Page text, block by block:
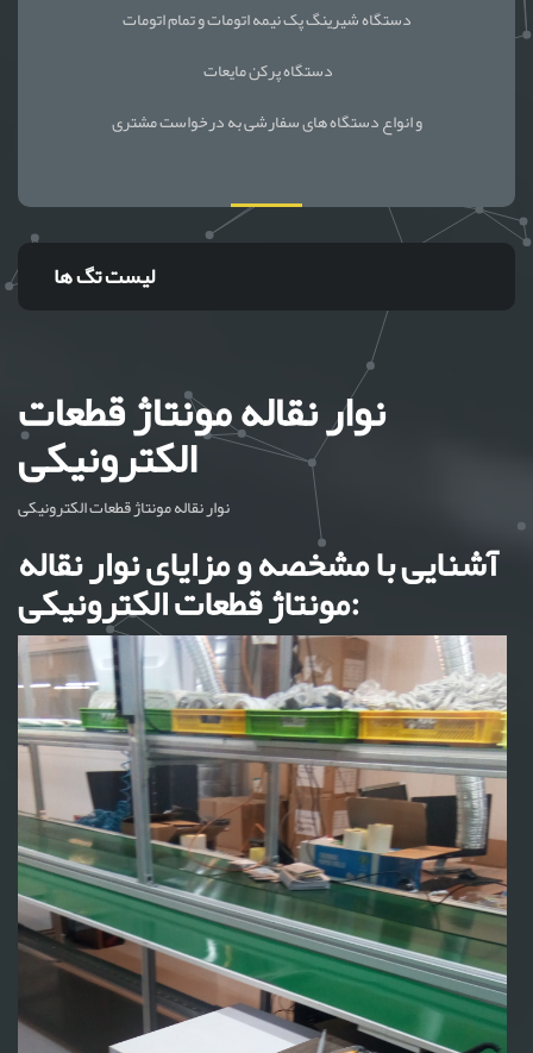
دستگاه شیرینگ پک نیمه اتومات و تمام اتومات
دستگاه پرکن مایعات
و انواع دستگاه های سفارشی به درخواست مشتری
لیست تگ ها
نوار نقاله مونتاژ قطعات
الکترونیکی
نوار نقاله مونتاژ قطعات الکترونیکی
آشنایی با مشخصه و مزایای نوار نقاله
مونتاژ قطعات الکترونیکی: